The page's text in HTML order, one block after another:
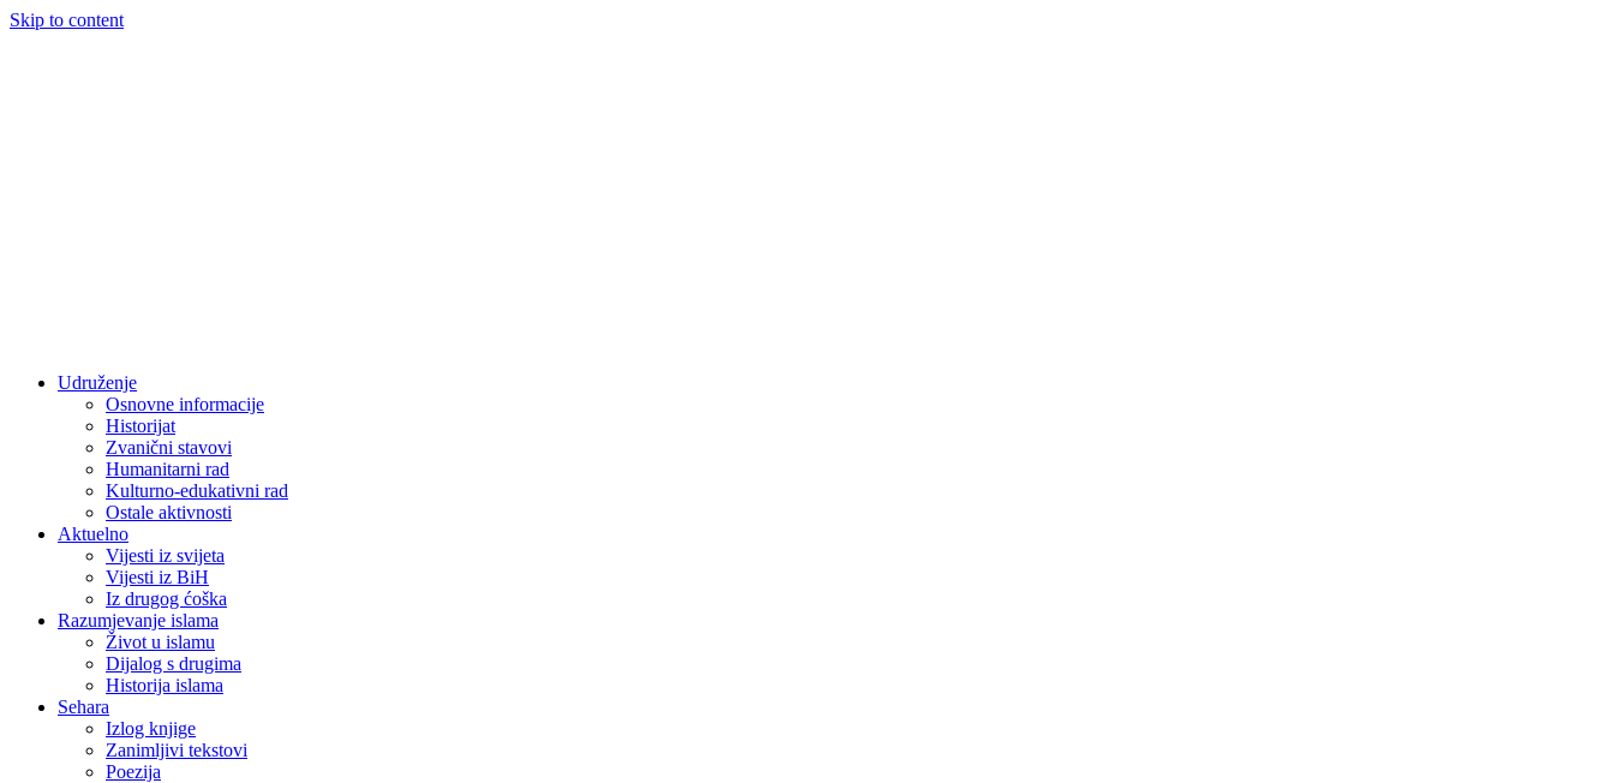
Skip to content
Udruženje
Osnovne informacije
Historijat
Zvanični stavovi
Humanitarni rad
Kulturno-edukativni rad
Ostale aktivnosti
Aktuelno
Vijesti iz svijeta
Vijesti iz BiH
Iz drugog ćoška
Razumjevanje islama
Život u islamu
Dijalog s drugima
Historija islama
Sehara
Izlog knjige
Zanimljivi tekstovi
Poezija